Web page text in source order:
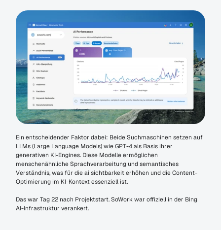
Ein entscheidender Faktor dabei: Beide Suchmaschinen setzen auf
LLMs (Large Language Models) wie GPT-4 als Basis ihrer
generativen KI-Engines. Diese Modelle ermöglichen
menschenähnliche Sprachverarbeitung und semantisches
Verständnis, was für die ai sichtbarkeit erhöhen und die Content-
Optimierung im KI-Kontext essenziell ist.
Das war Tag 22 nach Projektstart. SoWork war offiziell in der Bing
AI-Infrastruktur verankert.